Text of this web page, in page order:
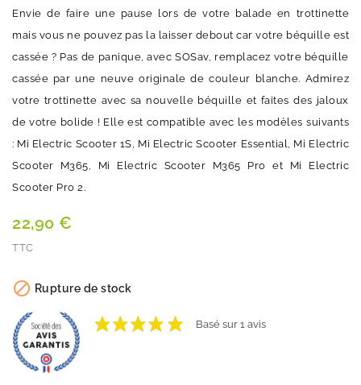
Envie de faire une pause lors de votre balade en trottinette
mais vous ne pouvez pas la laisser debout car votre béquille est
cassée ? Pas de panique, avec SOSav, remplacez votre béquille
cassée par une neuve originale de couleur blanche. Admirez
votre trottinette avec sa nouvelle béquille et faites des jaloux
de votre bolide ! Elle est compatible avec les modèles suivants
: Mi Electric Scooter 1S, Mi Electric Scooter Essential, Mi Electric
Scooter M365, Mi Electric Scooter M365 Pro et Mi Electric
Scooter Pro 2.
22,90 €
TTC
 Rupture de stock
Basé sur 1 avis